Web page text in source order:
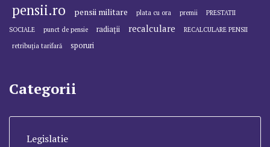
pensii.ro pensii militare plata cu ora premii
PRESTATII
SOCIALE
punct de pensie radiații recalculare
RECALCULARE PENSII
retribuția tarifară
sporuri
Categorii
Legislatie